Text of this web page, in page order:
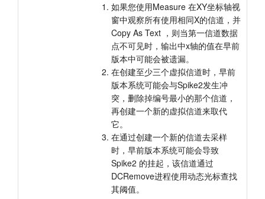
如果您使用Measure 在XY坐标轴视
窗中观察所有使用相同X的信道，并
Copy As Text ，则当第一信道数据
点不可见时，输出中x轴的值在早前
版本中可能会被遗漏。
在创建至少三个虚拟信道时，早前
版本系统可能会与Spike2发生冲
突，删除掉编号最小的那个信道，
再创建一个新的虚拟信道来取代
它。
在通过创建一个新的信道去采样
时，早前版本系统可能会导致
Spike2 的挂起，该信道通过
DCRemove进程使用动态光标查找
其阈值。